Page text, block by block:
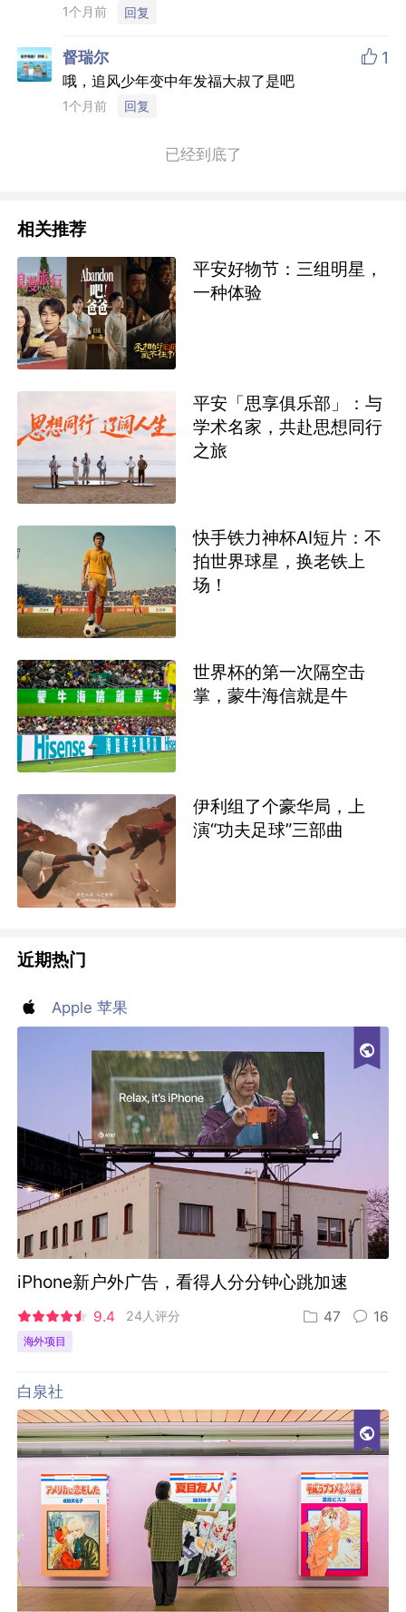
1个月前 回复
督瑞尔  1
哦，追风少年变中年发福大叔了是吧
1个月前 回复
已经到底了
相关推荐
平安好物节：三组明星，
一种体验
平安「思享俱乐部」：与
学术名家，共赴思想同行
之旅
快手铁力神杯AI短片：不
拍世界球星，换老铁上
场！
世界杯的第一次隔空击
掌，蒙牛海信就是牛
伊利组了个豪华局，上
演“功夫足球”三部曲
近期热门
Apple 苹果
iPhone新户外广告，看得人分分钟心跳加速
9.4 24人评分 47 16
海外项目
白泉社